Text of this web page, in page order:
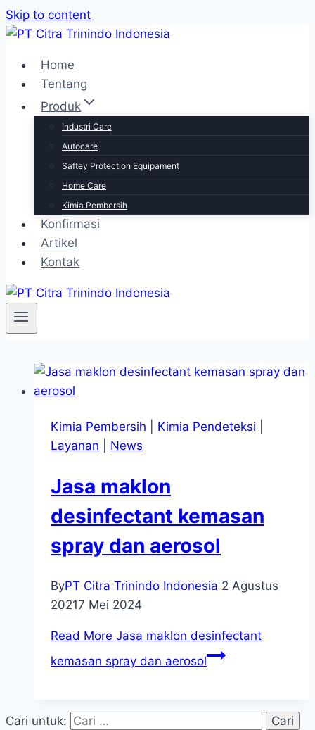
Skip to content
Home
Tentang
Produk
Industri Care
Autocare
Saftey Protection Equipament
Home Care
Kimia Pembersih
Konfirmasi
Artikel
Kontak
Kimia Pembersih Kimia Pendeteksi
Layanan
News
Jasa maklon
desinfectant kemasan
spray dan aerosol
ByPT Citra Trinindo Indonesia 2 Agustus
20217 Mei 2024
Read More Jasa maklon desinfectant
kemasan spray dan aerosol
Cari untuk: